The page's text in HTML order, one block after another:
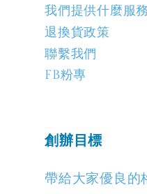
我們提供什麼服
退換貨政策
聯繫我們
FB粉專
創辦目標
帶給大家優良的